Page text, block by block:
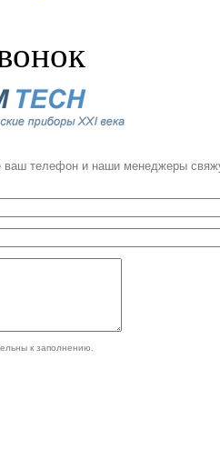
ваш телефон и наши менеджеры
к заполнению.